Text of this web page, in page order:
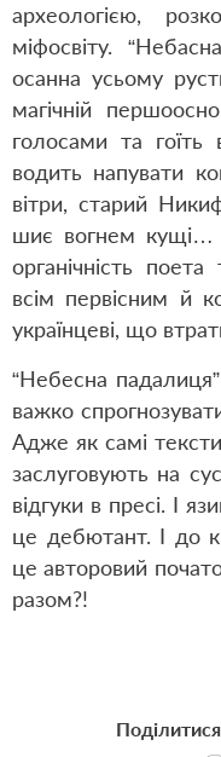
археологією,
міфосвіту.
осанна усьому
магічній
голосами та
водить напувати
вітри, старий
шиє вогнем кущі…
органічність
всім первісним й
українцеві, що
“Небесна
важко
Адже як самі тексти,
заслуговують на
відгуки в пресі. І
це дебютант. І до
це авторовий
разом?!